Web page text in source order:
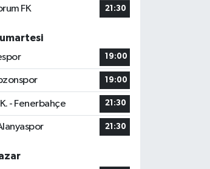
FK
21:30
19:00
19:00
- Fenerbahçe 21:30
21:30